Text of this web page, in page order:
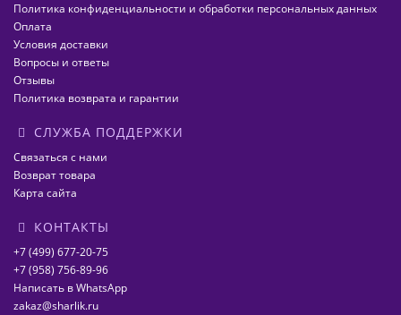
Политика конфиденциальности и обработки персональных данных
Оплата
Условия доставки
Вопросы и ответы
Отзывы
Политика возврата и гарантии
СЛУЖБА ПОДДЕРЖКИ
Связаться с нами
Возврат товара
Карта сайта
КОНТАКТЫ
+7 (499) 677-20-75
+7 (958) 756-89-96
Написать в WhatsApp
zakaz@sharlik.ru